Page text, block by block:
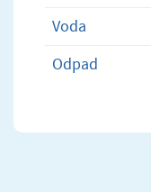
Voda
Odpad